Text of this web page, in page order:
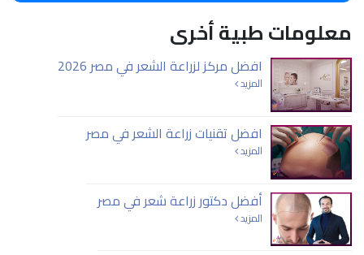
معلومات طبية أخرى
افضل مركز لزراعة الشعر في مصر 2026
المزيد
افضل تقنيات زراعة الشعر في مصر
المزيد
أفضل دكتور زراعة شعر في مصر
المزيد